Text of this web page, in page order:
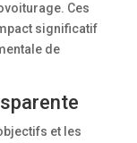
Ces
significatif
de
et les